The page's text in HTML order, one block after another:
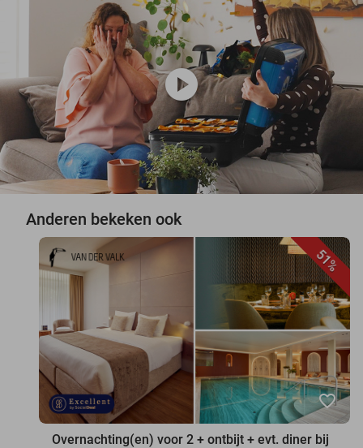
play_circle
Anderen bekeken ook
51%
favorite_border
Overnachting(en) voor 2 + ontbijt + evt. diner bij